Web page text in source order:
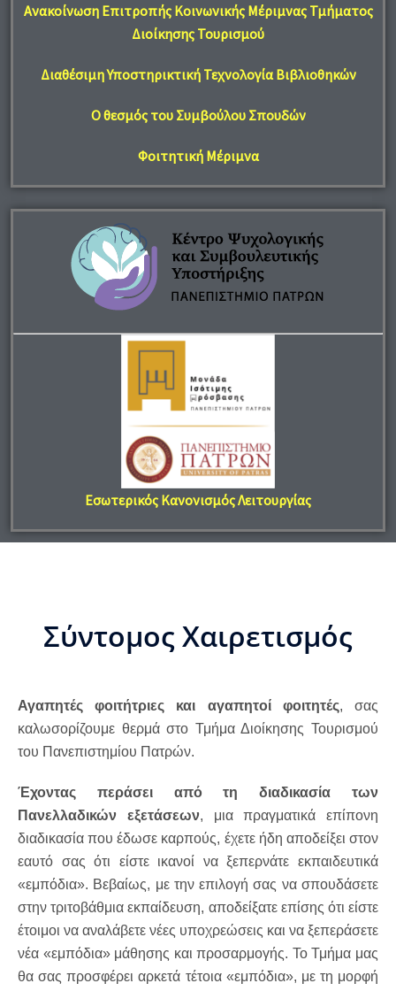
Ανακοίνωση Επιτροπής Κοινωνικής Μέριμνας Τμήματος
Διοίκησης Τουρισμού
Διαθέσιμη Υποστηρικτική Τεχνολογία Βιβλιοθηκών
Ο θεσμός του Συμβούλου Σπουδών
Φοιτητική Μέριμνα
Εσωτερικός Κανονισμός Λειτουργίας
Σύντομος Χαιρετισμός
Αγαπητές φοιτήτριες και αγαπητοί φοιτητές, σας
καλωσορίζουμε θερμά στο Τμήμα Διοίκησης Τουρισμού
του Πανεπιστημίου Πατρών.
Έχοντας περάσει
από τη διαδικασία των
Πανελλαδικών
εξετάσεων, μια πραγματικά επίπονη
διαδικασία που έδωσε καρπούς, έχετε ήδη αποδείξει στον
εαυτό σας ότι είστε ικανοί να ξεπερνάτε εκπαιδευτικά
«εμπόδια». Βεβαίως, με την επιλογή σας να σπουδάσετε
στην τριτοβάθμια εκπαίδευση, αποδείξατε επίσης ότι είστε
έτοιμοι να αναλάβετε νέες υποχρεώσεις και να ξεπεράσετε
νέα «εμπόδια» μάθησης και προσαρμογής. Το Τμήμα μας
θα σας προσφέρει αρκετά τέτοια «εμπόδια», με τη μορφή